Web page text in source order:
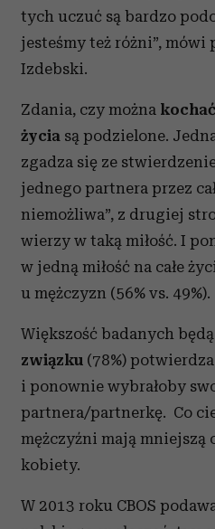
tych uczuć są bardzo
jesteśmy też różni”,
Izdebski.
Zdania, czy można
życia są podzielone.
zgadza się ze
jednego partnera przez
niemożliwa”, z drugiej
wierzy w taką miłość. I
w jedną miłość na całe
u mężczyzn (56% vs. 49%).
Większość badanych
związku (78%)
i ponownie wybrałoby
partnera/partnerkę. Co
mężczyźni mają mniejszą
kobiety.
W 2013 roku CBOS